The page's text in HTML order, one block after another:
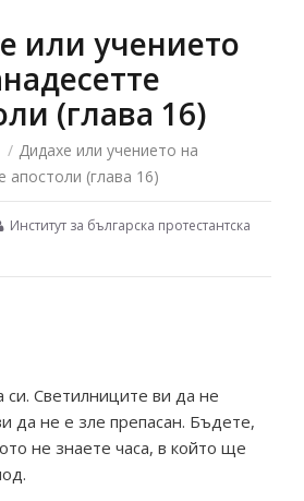
или учението
(глава 16)
/ Дидахе или учението на
апостоли (глава 16)
Институт за българска протестантска
Светилниците ви да не
да не е зле препасан. Бъдете,
не знаете часа, в който ще